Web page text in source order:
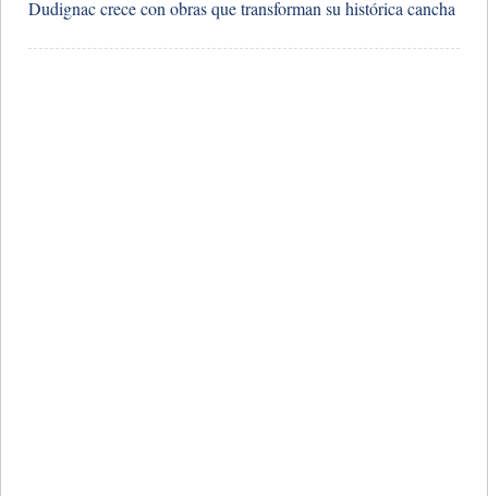
Dudignac crece con obras que transforman su histórica cancha